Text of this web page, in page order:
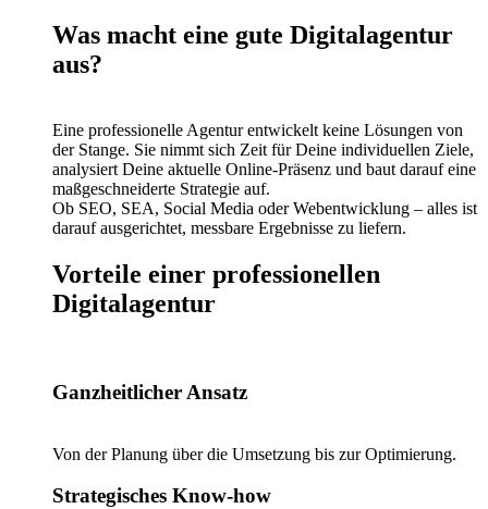
Was macht eine gute Digitalagentur
aus?
Eine professionelle Agentur entwickelt keine Lösungen von
der Stange. Sie nimmt sich Zeit für Deine individuellen Ziele,
analysiert Deine aktuelle Online-Präsenz und baut darauf eine
maßgeschneiderte Strategie auf.
Ob SEO, SEA, Social Media oder Webentwicklung – alles ist
darauf ausgerichtet, messbare Ergebnisse zu liefern.
Vorteile einer professionellen
Digitalagentur
Ganzheitlicher Ansatz
Von der Planung über die Umsetzung bis zur Optimierung.
Strategisches Know-how